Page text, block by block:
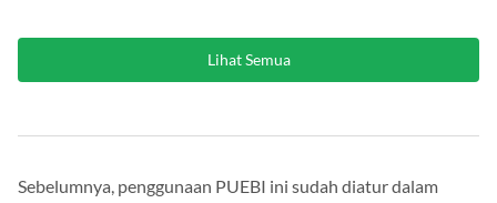
Lihat Semua
Sebelumnya, penggunaan PUEBI ini sudah diatur dalam